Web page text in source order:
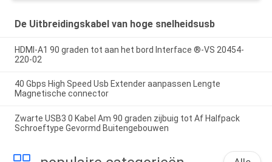
De Uitbreidingskabel van hoge snelheidsusb
HDMI-A1 90 graden tot aan het bord Interface ®-VS 20454-
220-02
40 Gbps High Speed Usb Extender aanpassen Lengte
Magnetische connector
Zwarte USB3 0 Kabel Am 90 graden zijbuig tot Af Halfpack
Schroeftype Gevormd Buitengebouwen